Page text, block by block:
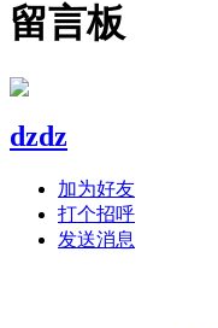
留言板
dzdz
加为好友
打个招呼
发送消息